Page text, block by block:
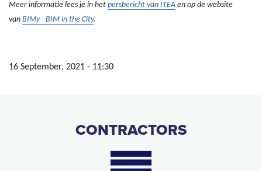
Meer informatie lees je in het persbericht van ITEA en op de website
van BIMy - BIM in the City.
16 September, 2021 - 11:30
CONTRACTORS